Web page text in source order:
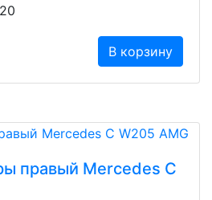
В корзину
правый Mercedes C